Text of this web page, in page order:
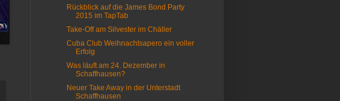
Rückblick auf die James Bond Party
2015 im TapTab
Take-Off am Silvester im Chäller
Cuba Club Weihnachtsapero ein voller
Erfolg
Was läuft am 24. Dezember in
Schaffhausen?
Neuer Take Away in der Unterstadt
Schaffhausen